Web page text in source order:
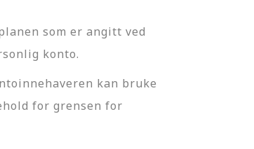
som er angitt ved
konto.
kan bruke
for grensen for